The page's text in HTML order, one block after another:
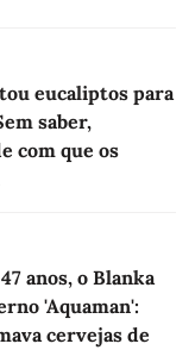
eucaliptos para
saber,
com que os
anos, o Blanka
'Aquaman':
cervejas de